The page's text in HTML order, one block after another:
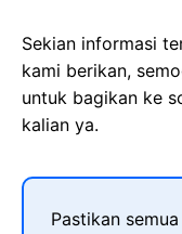
Sekian informasi
kami berikan,
untuk bagikan ke
kalian ya.
Pastikan